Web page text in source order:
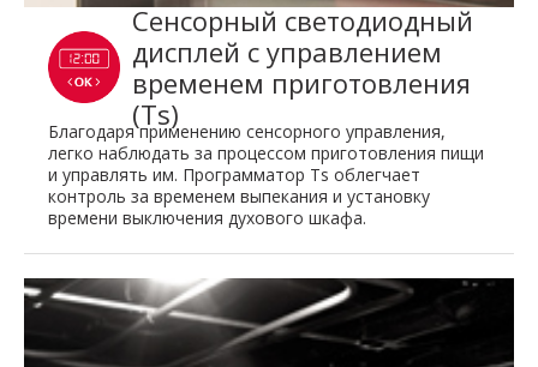
Сенсорный светодиодный
дисплей с управлением
временем приготовления
(Ts)
Благодаря применению сенсорного управления,
легко наблюдать за процессом приготовления пищи
и управлять им. Программатор Ts облегчает
контроль за временем выпекания и установку
времени выключения духового шкафа.